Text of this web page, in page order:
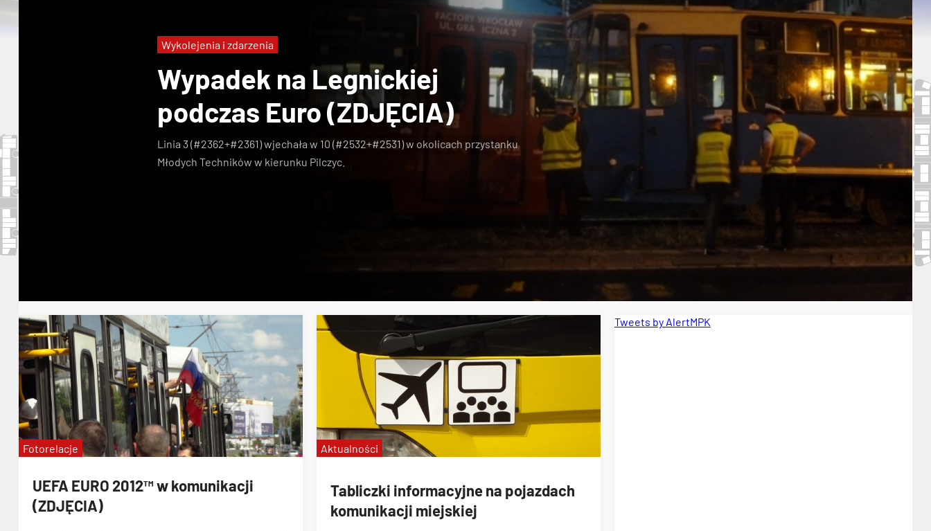
Wypadek na Legnickiej
podczas Euro (ZDJĘCIA)
Linia 3 (#2362+#2361) wjechała w 10 (#2532+#2531) w okolicach przystanku
Młodych Techników w kierunku Pilczyc.
Wykolejenia i zdarzenia
UEFA EURO 2012™ w komunikacji
(ZDJĘCIA)
Fotorelacje
Tabliczki informacyjne na pojazdach
komunikacji miejskiej
Aktualności
Tweets by AlertMPK